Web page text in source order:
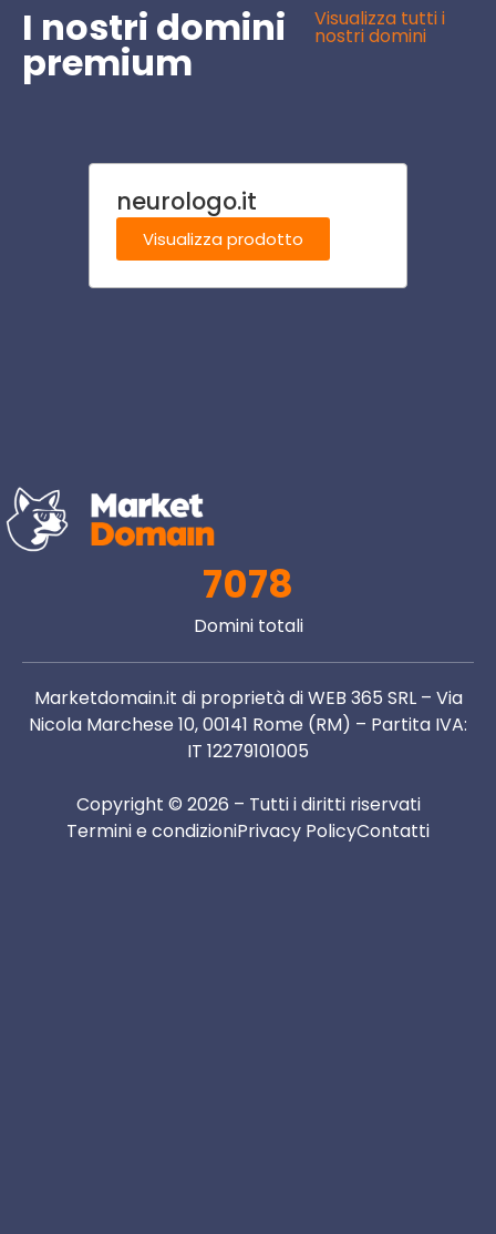
I nostri domini
premium
Visualizza tutti i
nostri domini
neurologo.it
Visualizza prodotto
7078
Domini totali
Marketdomain.it di proprietà di WEB 365 SRL – Via
Nicola Marchese 10, 00141 Rome (RM) – Partita IVA:
IT 12279101005
Copyright © 2026 – Tutti i diritti riservati
Termini e condizioniPrivacy PolicyContatti